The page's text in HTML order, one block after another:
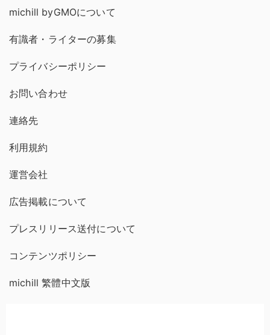
michill byGMOについて
有識者・ライターの募集
プライバシーポリシー
お問い合わせ
連絡先
利用規約
運営会社
広告掲載について
プレスリリース送付について
コンテンツポリシー
michill 繁體中文版